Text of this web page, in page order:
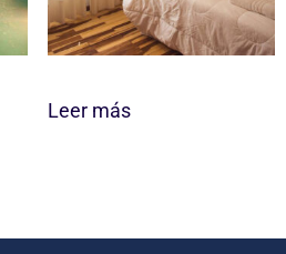
Leer más